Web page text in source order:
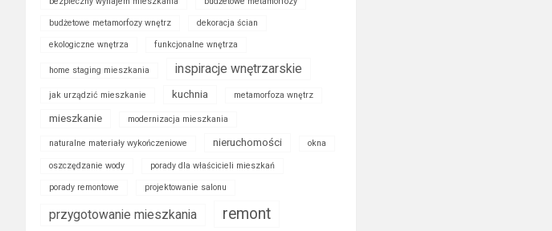
budżetowe metamorfozy wnętrz dekoracja ścian
ekologiczne wnętrza funkcjonalne wnętrza
home staging mieszkania inspiracje wnętrzarskie
jak urządzić mieszkanie kuchnia metamorfoza wnętrz
mieszkanie modernizacja mieszkania
naturalne materiały wykończeniowe nieruchomości okna
oszczędzanie wody porady dla właścicieli mieszkań
porady remontowe projektowanie salonu
przygotowanie mieszkania remont